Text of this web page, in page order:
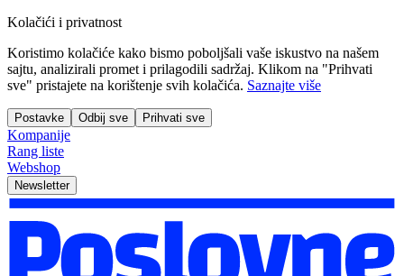
Kolačići i privatnost
Koristimo kolačiće kako bismo poboljšali vaše iskustvo na našem
sajtu, analizirali promet i prilagodili sadržaj. Klikom na "Prihvati
sve" pristajete na korištenje svih kolačića. Saznajte više
Postavke Odbij sve Prihvati sve
Kompanije
Rang liste
Webshop
Newsletter